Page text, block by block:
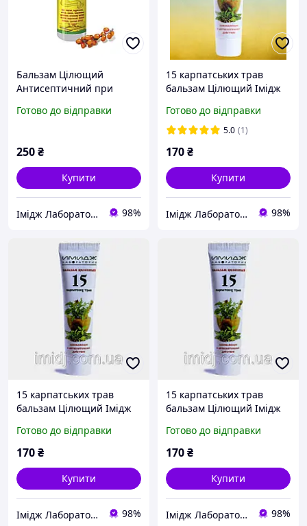
Бальзам Цілющий
Антисептичний при
Імідж На основі
Готово до відправки
250₴
Купити
Імідж Лабораторія 98%
15 карпатських трав
бальзам Цілющий Імідж
Готово до відправки
5.0 (1)
170₴
Купити
Імідж Лабораторія 98%
15 карпатських трав
бальзам Цілющий Імідж
Готово до відправки
170₴
Купити
Імідж Лабораторія 98%
15 карпатських трав
бальзам Цілющий Імідж
Готово до відправки
170₴
Купити
Імідж Лабораторія 98%